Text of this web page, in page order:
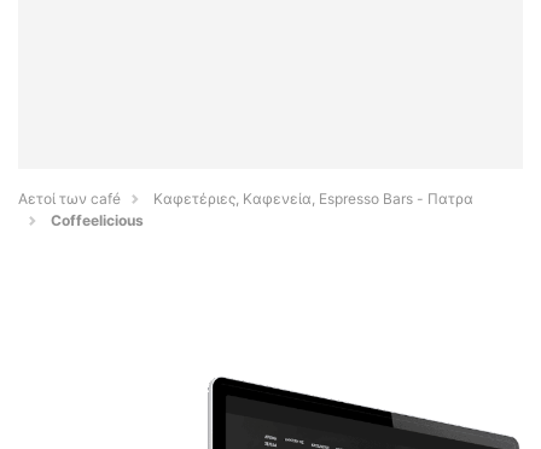
Αετοί των café
Καφετέριες, Καφενεία, Espresso Bars - Πατρα
Coffeelicious